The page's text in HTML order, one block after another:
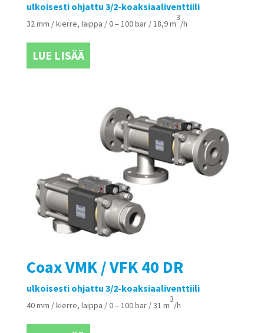
ulkoisesti ohjattu 3/2-koaksiaaliventtiili
32 mm / kierre, laippa / 0 – 100 bar / 18,9 m
3
/h
LUE LISÄÄ
Coax VMK / VFK 40 DR
ulkoisesti ohjattu 3/2-koaksiaaliventtiili
40 mm / kierre, laippa / 0 – 100 bar / 31 m
3
/h